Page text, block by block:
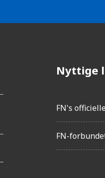
Nyttige
FN's
FN-